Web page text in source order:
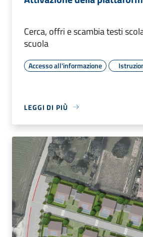
Cerca, offri e scambia testi
scuola
Accesso all'informazione
LEGGI DI PIÙ